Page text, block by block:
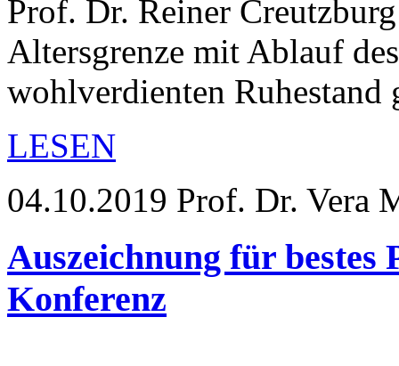
Prof. Dr. Reiner
Altersgrenze mit Ablauf
wohlverdienten
LESEN
04.10.2019 Prof. Dr. Vera
Auszeichnung für
Konferenz